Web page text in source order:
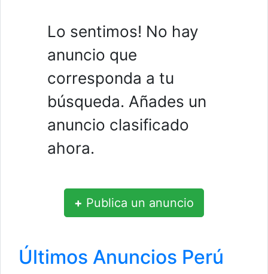
Lo sentimos! No hay
anuncio que
corresponda a tu
búsqueda. Añades un
anuncio clasificado
ahora.
+ Publica un anuncio
Últimos Anuncios Perú